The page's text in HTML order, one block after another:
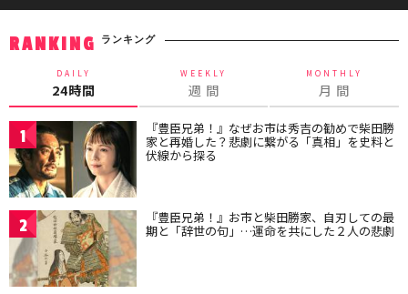
RANKING ランキング
DAILY
24時間
WEEKLY
週 間
MONTHLY
月 間
1 『豊臣兄弟！』なぜお市は秀吉の勧めで柴田勝
家と再婚した？悲劇に繋がる「真相」を史料と
伏線から探る
2 『豊臣兄弟！』お市と柴田勝家、自刃しての最
期と「辞世の句」…運命を共にした２人の悲劇